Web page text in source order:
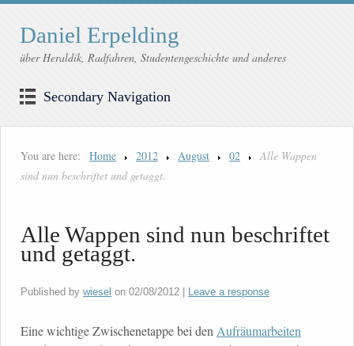
Daniel Erpelding
über Heraldik, Radfahren, Studentengeschichte und anderes
Secondary Navigation
You are here: Home 2012 August 02
Alle Wappen
sind nun beschriftet und getaggt.
Alle Wappen sind nun beschriftet
und getaggt.
Published by wiesel on 02/08/2012 Leave a response
Eine wichtige Zwischenetappe bei denAufräumarbeiten